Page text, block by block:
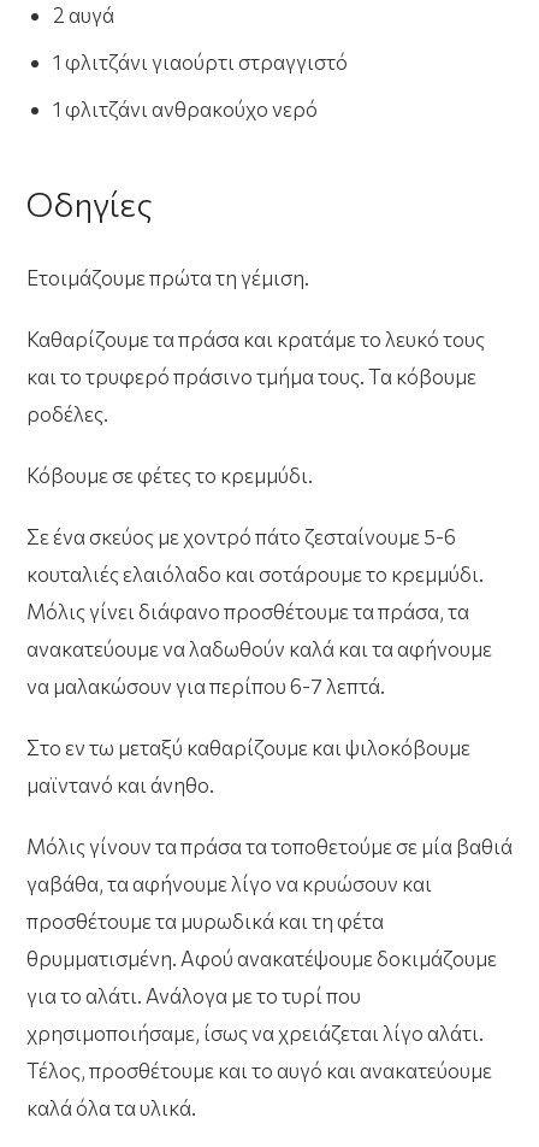
2 αυγά
1 φλιτζάνι γιαούρτι στραγγιστό
1 φλιτζάνι ανθρακούχο νερό
Οδηγίες
Ετοιμάζουμε πρώτα τη γέμιση.
Καθαρίζουμε τα πράσα και κρατάμε το λευκό τους
και το τρυφερό πράσινο τμήμα τους. Τα κόβουμε
ροδέλες.
Κόβουμε σε φέτες το κρεμμύδι.
Σε ένα σκεύος με χοντρό πάτο ζεσταίνουμε 5-6
κουταλιές ελαιόλαδο και σοτάρουμε το κρεμμύδι.
Μόλις γίνει διάφανο προσθέτουμε τα πράσα, τα
ανακατεύουμε να λαδωθούν καλά και τα αφήνουμε
να μαλακώσουν για περίπου 6-7 λεπτά.
Στο εν τω μεταξύ καθαρίζουμε και ψιλοκόβουμε
μαϊντανό και άνηθο.
Μόλις γίνουν τα πράσα τα τοποθετούμε σε μία βαθιά
γαβάθα, τα αφήνουμε λίγο να κρυώσουν και
προσθέτουμε τα μυρωδικά και τη φέτα
θρυμματισμένη. Αφού ανακατέψουμε δοκιμάζουμε
για το αλάτι. Ανάλογα με το τυρί που
χρησιμοποιήσαμε, ίσως να χρειάζεται λίγο αλάτι.
Τέλος, προσθέτουμε και το αυγό και ανακατεύουμε
καλά όλα τα υλικά.